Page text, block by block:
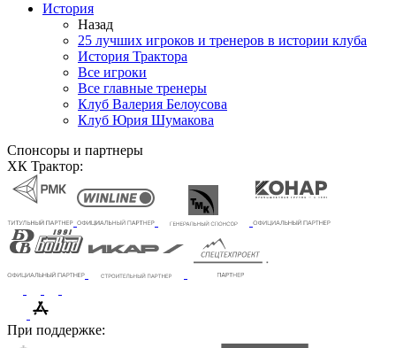
История
Назад
25 лучших игроков и тренеров в истории клуба
История Трактора
Все игроки
Все главные тренеры
Клуб Валерия Белоусова
Клуб Юрия Шумакова
Спонсоры и партнеры
ХК Трактор:
При поддержке: